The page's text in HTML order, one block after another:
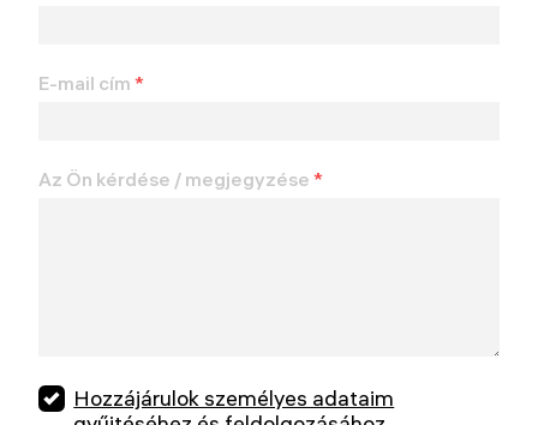
E-mail cím *
Az Ön kérdése / megjegyzése *
Hozzájárulok személyes adataim